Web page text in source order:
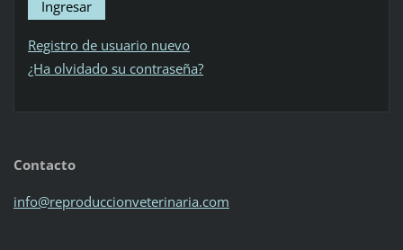
Registro de usuario nuevo
¿Ha olvidado su contraseña?
Contacto
info@reproduccionveterinaria.com